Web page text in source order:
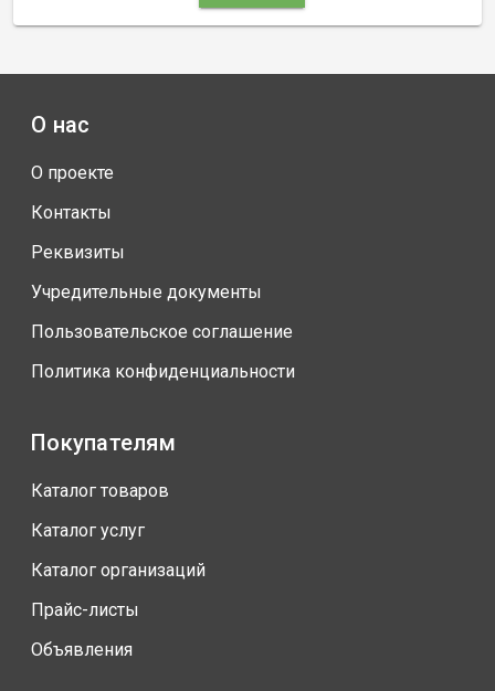
О нас
О проекте
Контакты
Реквизиты
Учредительные документы
Пользовательское соглашение
Политика конфиденциальности
Покупателям
Каталог товаров
Каталог услуг
Каталог организаций
Прайс-листы
Объявления